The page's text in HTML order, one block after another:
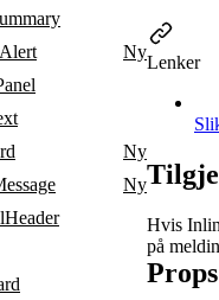
Ny
Ny
Ny
Lenker
Hvis
på
Props